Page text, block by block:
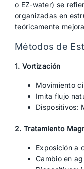
o EZ-water) se
organizadas en
teóricamente
Métodos de
1. Vortización
Movimiento
Imita flujo
Dispositivos:
2. Tratamiento
Exposición a
Cambio en